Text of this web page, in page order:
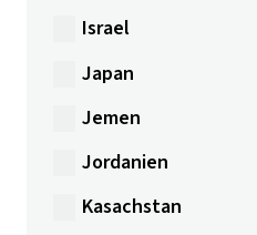
Israel
Japan
Jemen
Jordanien
Kasachstan